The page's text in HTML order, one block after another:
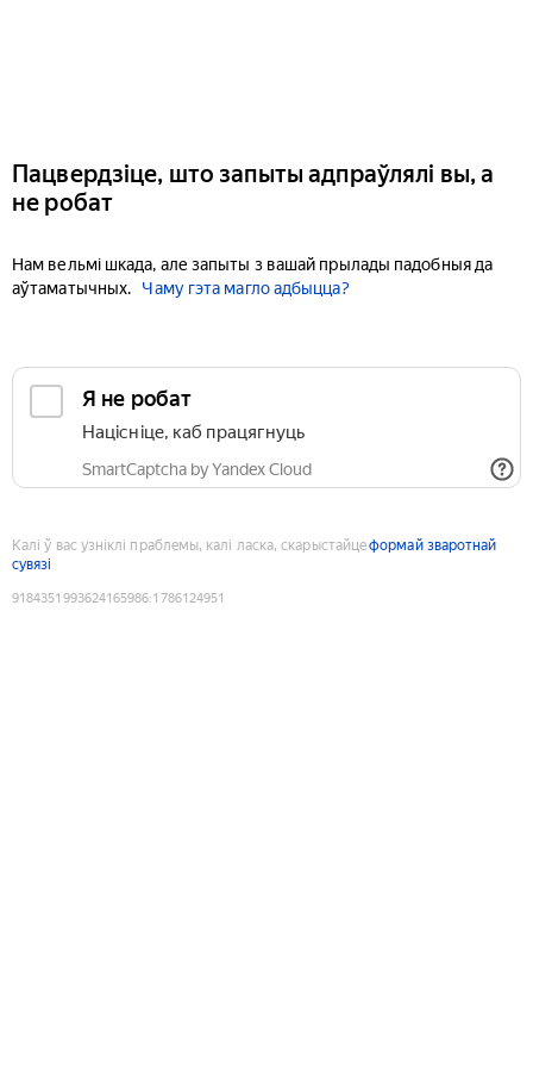
Пацвердзіце, што запыты адпраўлялі вы, а
не робат
Нам вельмі шкада, але запыты з вашай прылады падобныя да
аўтаматычных.
Чаму гэта магло адбыцца?
Я не робат
Націсніце, каб працягнуць
SmartCaptcha by Yandex Cloud
Калі ў вас узніклі праблемы, калі ласка, скарыстайцеформай зваротнай
сувязі
9184351993624165986:1786124951